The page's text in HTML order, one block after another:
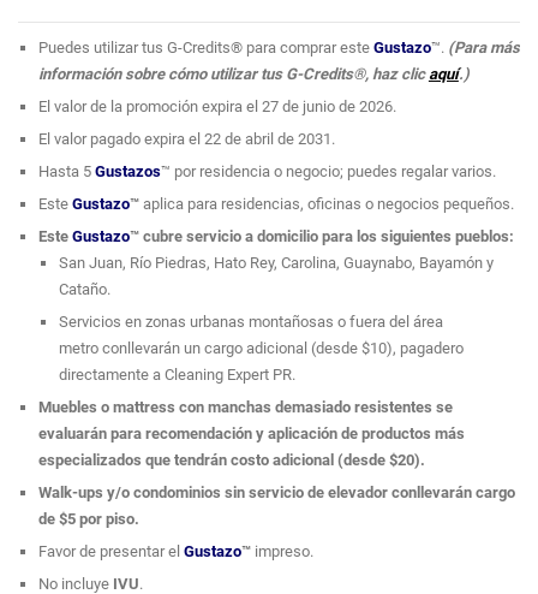
mantenimiento y limpieza profunda necesaria.
Cleaning Expert PRvisitará tu hogar, por lo que no tienes que
salir de casa.
Ya sabes, ¡mantén tu aire en las mejores condiciones con la
ayuda de los expertos!
Puedes utilizar tus G-Credits® para comprar este Gustazo™. (Para más
información sobre cómo utilizar tus G-Credits®, haz clic aquí.)
El valor de la promoción expira el 27 de junio de 2026.
El valor pagado expira el 22 de abril de 2031.
Hasta 5 Gustazos™ por residencia o negocio; puedes regalar varios.
Este Gustazo™aplica para residencias, oficinas o negocios pequeños.
Este Gustazo™ cubre servicio a domicilio para los siguientes pueblos:
San Juan, Río Piedras, Hato Rey, Carolina, Guaynabo, Bayamón y
Cataño.
Servicios en zonas urbanas montañosas o fuera del área
metro conllevarán un cargo adicional (desde $10), pagadero
directamente a Cleaning Expert PR.
Muebles o mattress con manchas demasiado resistentes se
evaluarán para recomendación y aplicación de productos más
especializados que tendrán costo adicional (desde $20).
Walk-ups y/o condominios sin servicio de elevador conllevarán cargo
de $5 por piso.
Favor de presentar el Gustazo™impreso.
No incluye IVU.